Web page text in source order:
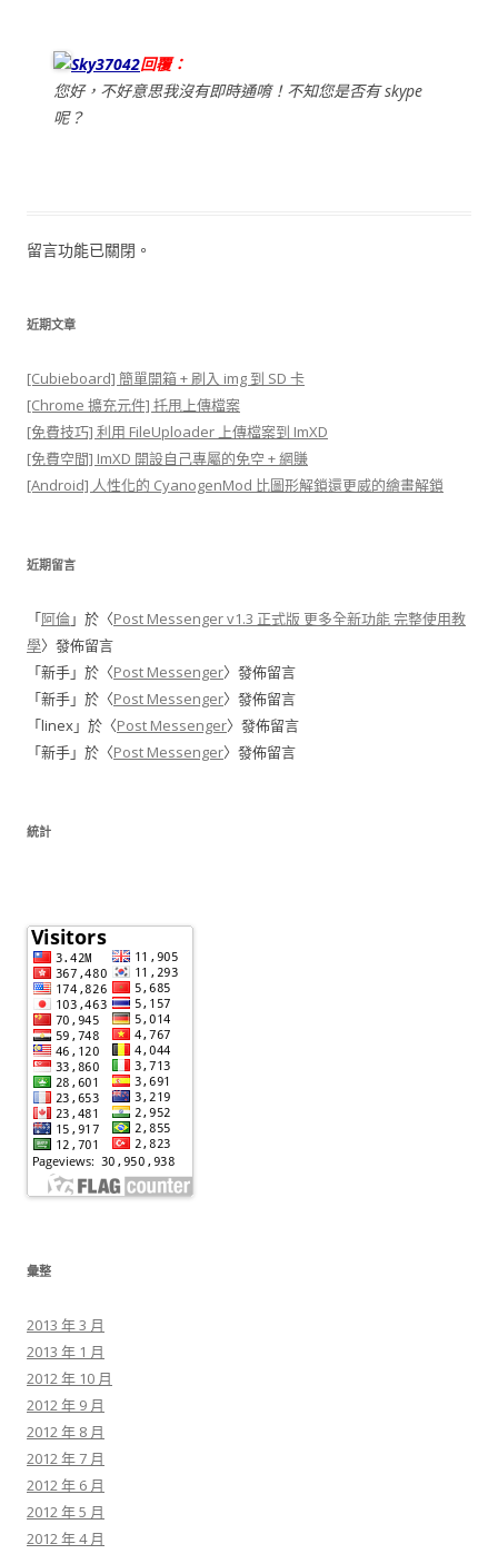
Sky37042回覆：
您好，不好意思我沒有即時通唷！不知您是否有 skype
呢？
留言功能已關閉。
近期文章
[Cubieboard] 簡單開箱 + 刷入 img 到 SD 卡
[Chrome 擴充元件] 托甩上傳檔案
[免費技巧] 利用 FileUploader 上傳檔案到 ImXD
[免費空間] ImXD 開設自己專屬的免空 + 網賺
[Android] 人性化的 CyanogenMod 比圖形解鎖還更威的繪畫解鎖
近期留言
「阿倫」於〈Post Messenger v1.3 正式版 更多全新功能 完整使用教
學〉發佈留言
「新手」於〈Post Messenger〉發佈留言
「新手」於〈Post Messenger〉發佈留言
「linex」於〈Post Messenger〉發佈留言
「新手」於〈Post Messenger〉發佈留言
統計
彙整
2013 年 3 月
2013 年 1 月
2012 年 10 月
2012 年 9 月
2012 年 8 月
2012 年 7 月
2012 年 6 月
2012 年 5 月
2012 年 4 月